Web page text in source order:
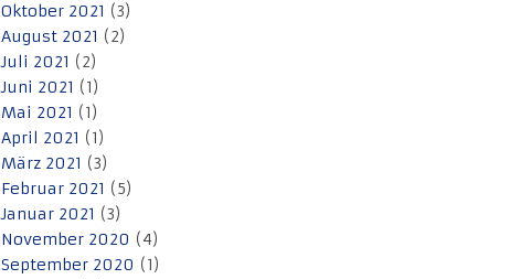
Oktober 2021 (3)
August 2021 (2)
Juli 2021 (2)
Juni 2021 (1)
Mai 2021 (1)
April 2021 (1)
März 2021 (3)
Februar 2021 (5)
Januar 2021 (3)
November 2020 (4)
September 2020 (1)